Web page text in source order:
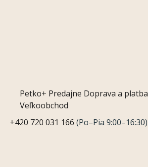
Petko+ Predajne Doprava a platba
Veľkoobchod
+420 720 031 166 (Po–Pia 9:00–16:30)